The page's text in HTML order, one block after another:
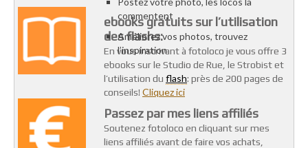
commentent
Améliorez vos photos, trouvez
l’inspiration
ebooks gratuits sur l’utilisation
des flashs:
En vous inscrivant à fotoloco je vous offre 3
ebooks sur le Studio de Rue, le Strobist et
l’utilisation du flash: près de 200 pages de
conseils! Cliquez ici
Passez par mes liens affiliés
Soutenez fotoloco en cliquant sur mes
liens affiliés avant de faire vos achats,